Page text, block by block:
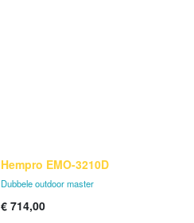
Hempro EMO-3210D
Dubbele outdoor master
€ 714,00